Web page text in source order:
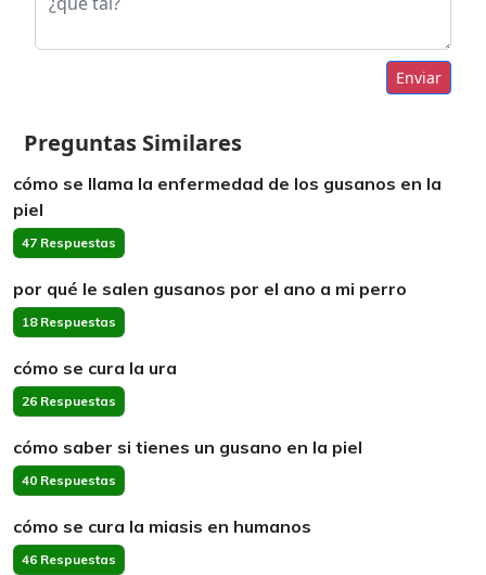
Enviar
Preguntas Similares
cómo se llama la enfermedad de los gusanos en la
piel
47 Respuestas
por qué le salen gusanos por el ano a mi perro
18 Respuestas
cómo se cura la ura
26 Respuestas
cómo saber si tienes un gusano en la piel
40 Respuestas
cómo se cura la miasis en humanos
46 Respuestas